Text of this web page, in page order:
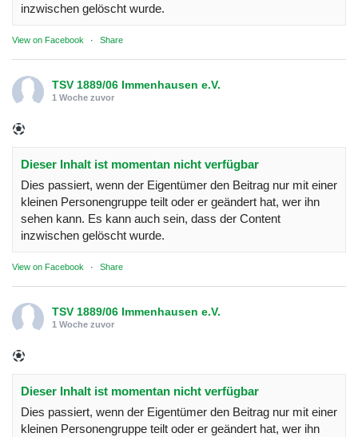
inzwischen gelöscht wurde.
View on Facebook · Share
TSV 1889/06 Immenhausen e.V.
1 Woche zuvor
Dieser Inhalt ist momentan nicht verfügbar
Dies passiert, wenn der Eigentümer den Beitrag nur mit einer
kleinen Personengruppe teilt oder er geändert hat, wer ihn
sehen kann. Es kann auch sein, dass der Content
inzwischen gelöscht wurde.
View on Facebook · Share
TSV 1889/06 Immenhausen e.V.
1 Woche zuvor
Dieser Inhalt ist momentan nicht verfügbar
Dies passiert, wenn der Eigentümer den Beitrag nur mit einer
kleinen Personengruppe teilt oder er geändert hat, wer ihn